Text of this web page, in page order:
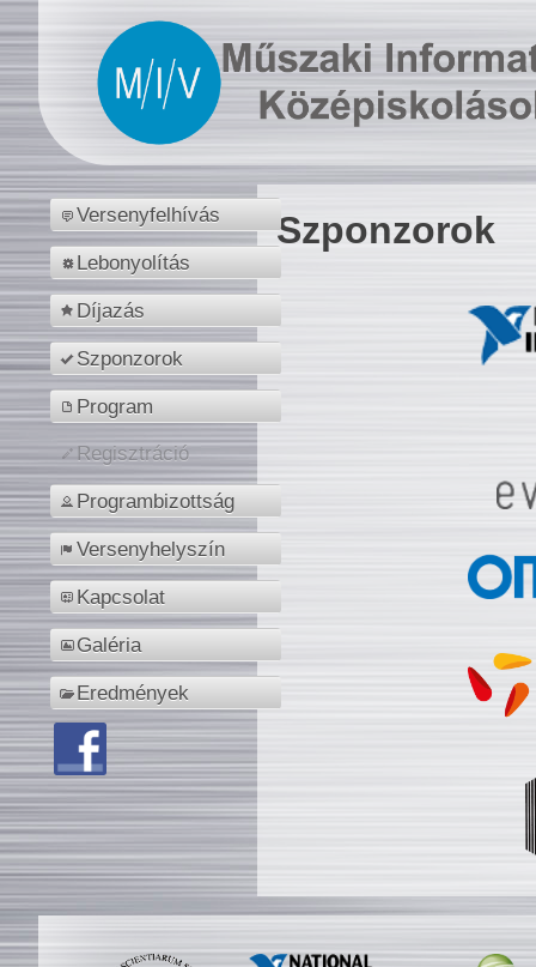
Versenyfelhívás
Lebonyolítás
Díjazás
Szponzorok
Program
Regisztráció
Programbizottság
Versenyhelyszín
Kapcsolat
Galéria
Eredmények
Szponzorok